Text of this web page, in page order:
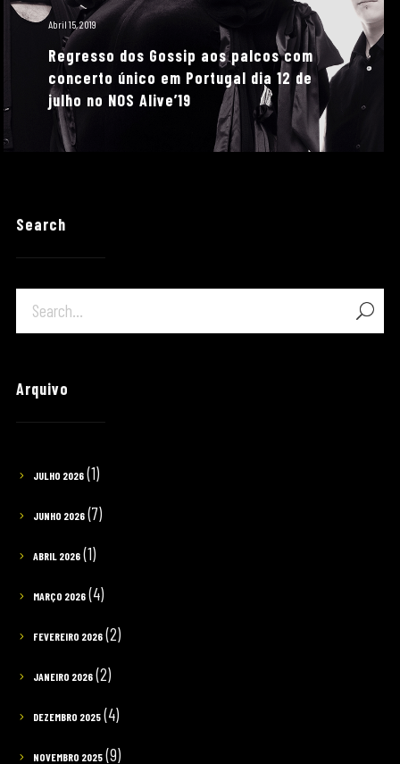
Abril 15, 2019
Regresso dos Gossip aos palcos com
concerto único em Portugal dia 12 de
julho no NOS Alive’19
Search
Arquivo
JULHO 2026(1)
JUNHO 2026(7)
ABRIL 2026(1)
MARÇO 2026(4)
FEVEREIRO 2026(2)
JANEIRO 2026(2)
DEZEMBRO 2025(4)
NOVEMBRO 2025(9)